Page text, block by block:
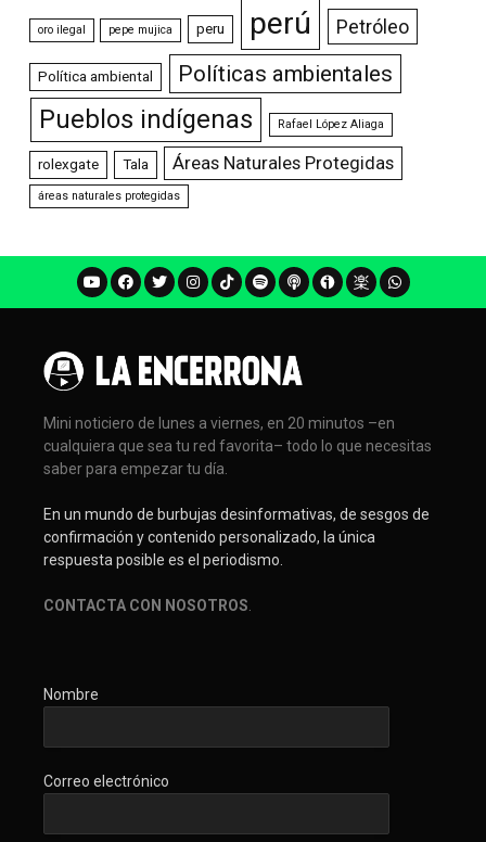
oro ilegal pepe mujica peru perú Petróleo
Política ambiental Políticas ambientales
Pueblos indígenas Rafael López Aliaga
rolexgate Tala Áreas Naturales Protegidas
áreas naturales protegidas
Mini noticiero de lunes a viernes, en 20 minutos –en
cualquiera que sea tu red favorita– todo lo que necesitas
saber para empezar tu día.
En un mundo de burbujas desinformativas, de sesgos de
confirmación y contenido personalizado, la única
respuesta posible es el periodismo.
CONTACTA CON NOSOTROS
Nombre
Correo electrónico